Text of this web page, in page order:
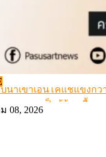
นำเข้าเอ็นโคแช่แข็งกว่
กรถูกมองเป็นผู้ร้ายเบื้อ
ก่หน้าฟาร์มปรับขึ้นอีก 6
08, 2026